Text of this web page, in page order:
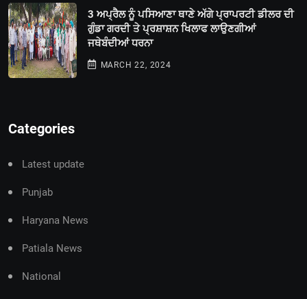
3 ਅਪ੍ਰੈਲ ਨੂੰ ਪਸਿਆਣਾ ਥਾਣੇ ਅੱਗੇ ਪ੍ਰਾਪਰਟੀ ਡੀਲਰ ਦੀ
ਗੁੰਡਾ ਗਰਦੀ ਤੇ ਪ੍ਰਸ਼ਾਸ਼ਨ ਖਿਲਾਫ ਲਾਉਣਗੀਆਂ
ਜਥੇਬੰਦੀਆਂ ਧਰਨਾ
MARCH 22, 2024
Categories
Latest update
Punjab
Haryana News
Patiala News
National